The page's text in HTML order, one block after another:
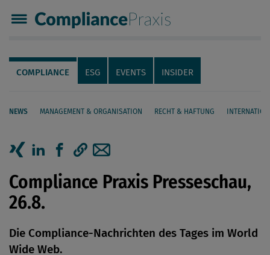
Compliance Praxis
Servicenavigation
Navigation
COMPLIANCE ESG EVENTS INSIDER
NEWS MANAGEMENT & ORGANISATION RECHT & HAFTUNG
Seiteninhalt
Artikel auf Xing teilen
Artikel auf linkedIn teilen
Artikel auf Facebook teilen
Artikellink kopieren
Artikel per Mail teilen
Compliance Praxis Presseschau,
26.8.
Die Compliance-Nachrichten des Tages im World
Wide Web.